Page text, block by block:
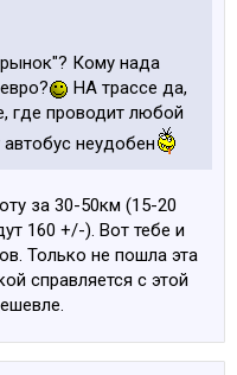
Кому нада
НА трассе да,
где проводит любой
неудобен
за 30-50км (15-20
160 +/-). Вот тебе и
Только не пошла эта
справляется с этой